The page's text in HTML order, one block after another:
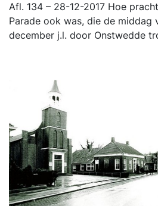
Afl. 134 – 28-12-2017 Hoe
Parade ook was, die de middag
december j.l. door Onstwedde